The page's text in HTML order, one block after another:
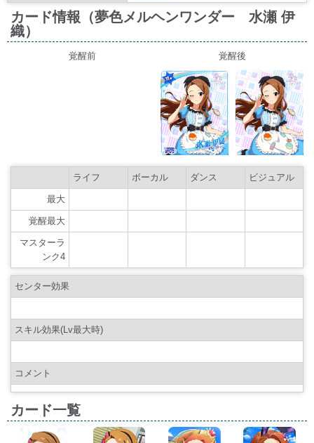
カード情報（夢色メルヘンワンダー 水瀬 伊
織）
覚醒前 覚醒後
ライフ ボーカル ダンス ビジュアル
最大
覚醒最大
マスターラ
ンク4
センター効果
スキル効果(Lv最大時)
コメント
カード一覧